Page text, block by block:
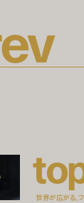
ev
to
世界が広がる、